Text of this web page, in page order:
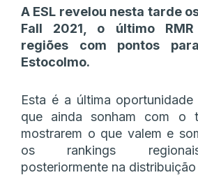
A ESL revelou nesta tarde
Fall 2021, o último
regiões com pontos
Estocolmo.
Esta é a última
que ainda sonham com o
mostrarem o que valem e
os rankings
posteriormente na